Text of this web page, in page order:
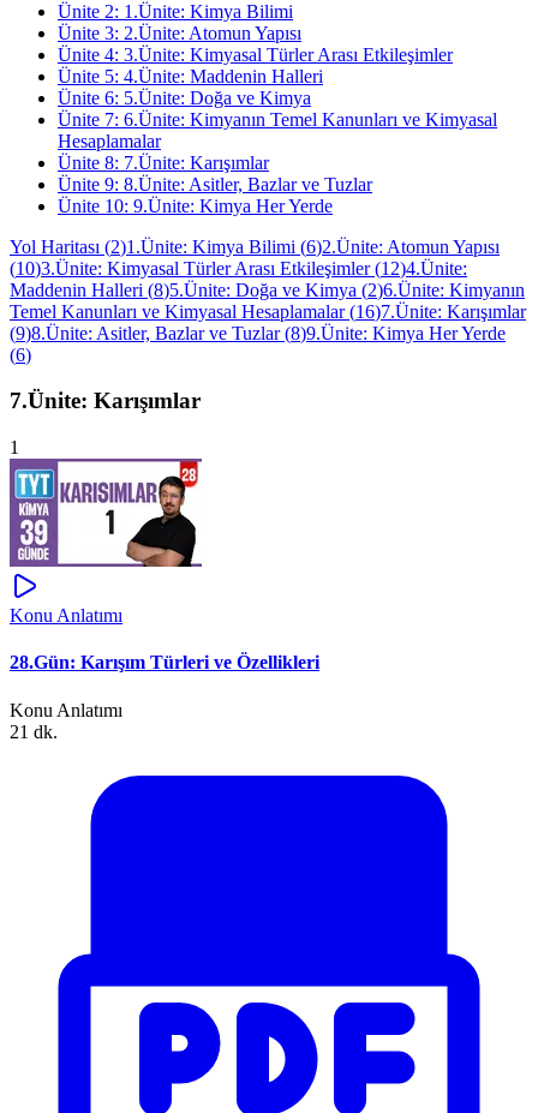
Ünite 2: 1.Ünite: Kimya Bilimi
Ünite 3: 2.Ünite: Atomun Yapısı
Ünite 4: 3.Ünite: Kimyasal Türler Arası Etkileşimler
Ünite 5: 4.Ünite: Maddenin Halleri
Ünite 6: 5.Ünite: Doğa ve Kimya
Ünite 7: 6.Ünite: Kimyanın Temel Kanunları ve Kimyasal
Hesaplamalar
Ünite 8: 7.Ünite: Karışımlar
Ünite 9: 8.Ünite: Asitler, Bazlar ve Tuzlar
Ünite 10: 9.Ünite: Kimya Her Yerde
Yol Haritası (2)1.Ünite: Kimya Bilimi (6)2.Ünite: Atomun Yapısı
(10)3.Ünite: Kimyasal Türler Arası Etkileşimler(12)4.Ünite:
Maddenin Halleri (8)5.Ünite: Doğa ve Kimya (2)6.Ünite: Kimyanın
Temel Kanunları ve Kimyasal Hesaplamalar(16)7.Ünite: Karışımlar
(9)8.Ünite: Asitler, Bazlar ve Tuzlar(8)9.Ünite: Kimya Her Yerde
(6)
7.Ünite: Karışımlar
1
Konu Anlatımı
28.Gün: Karışım Türleri ve Özellikleri
Konu Anlatımı
21 dk.